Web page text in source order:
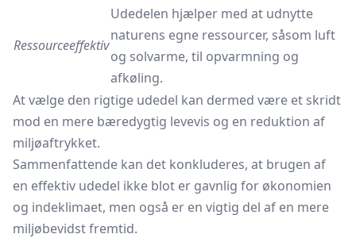
Ressourceeffektiv
Udedelen hjælper med at udnytte
naturens egne ressourcer, såsom luft
og solvarme, til opvarmning og
afkøling.
At vælge den rigtige udedel kan dermed være et skridt
mod en mere bæredygtig levevis og en reduktion af
miljøaftrykket.
Sammenfattende kan det konkluderes, at brugen af
en effektiv udedel ikke blot er gavnlig for økonomien
og indeklimaet, men også er en vigtig del af en mere
miljøbevidst fremtid.